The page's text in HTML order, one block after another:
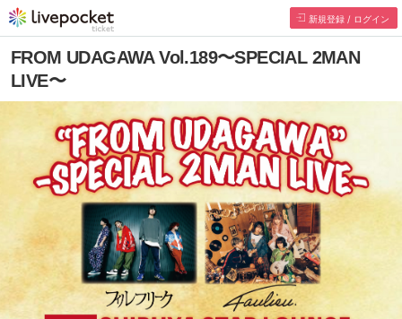
新規登録 / ログイン
FROM UDAGAWA Vol.189〜SPECIAL 2MAN
LIVE〜